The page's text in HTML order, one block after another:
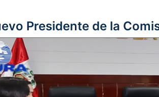
Presidente de la